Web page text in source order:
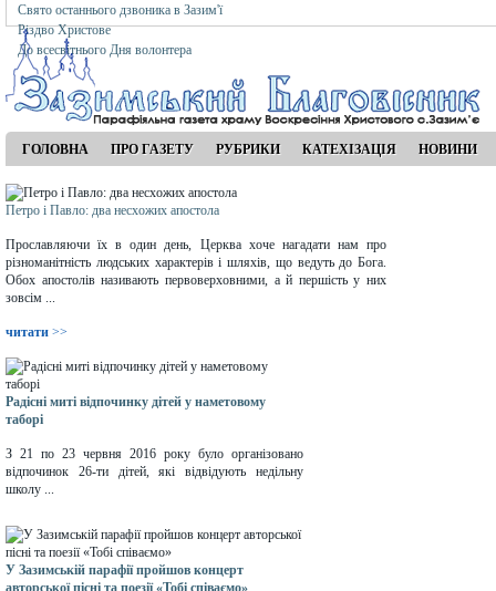
Свято останнього дзвоника в Зазим'ї
Різдво Христове
До всесвітнього Дня волонтера
ГОЛОВНА ПРО ГАЗЕТУ РУБРИКИ КАТЕХІЗАЦІЯ НОВИНИ
Петро і Павло: два несхожих апостола
Прославляючи їх в один день, Церква хоче нагадати нам про
різноманітність людських характерів і шляхів, що ведуть до Бога.
Обох апостолів називають первоверховними, а й першість у них
зовсім ...
читати >>
Радісні миті відпочинку дітей у наметовому
таборі
З 21 по 23 червня 2016 року було організовано
відпочинок 26-ти дітей, які відвідують недільну
школу ...
У Зазимській парафії пройшов концерт
авторської пісні та поезії «Тобі співаємо»